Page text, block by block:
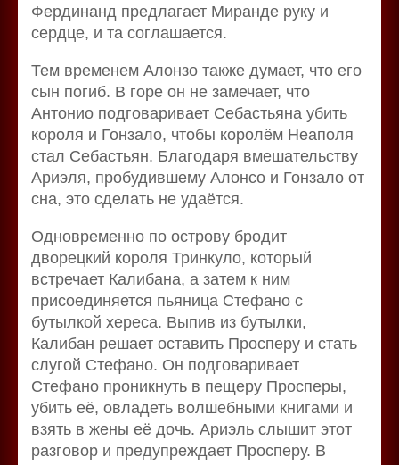
Фердинанд предлагает Миранде руку и
сердце, и та соглашается.
Тем временем Алонзо также думает, что его
сын погиб. В горе он не замечает, что
Антонио подговаривает Себастьяна убить
короля и Гонзало, чтобы королём Неаполя
стал Себастьян. Благодаря вмешательству
Ариэля, пробудившему Алонсо и Гонзало от
сна, это сделать не удаётся.
Одновременно по острову бродит
дворецкий короля Тринкуло, который
встречает Калибана, а затем к ним
присоединяется пьяница Стефано с
бутылкой хереса. Выпив из бутылки,
Калибан решает оставить Просперу и стать
слугой Стефано. Он подговаривает
Стефано проникнуть в пещеру Просперы,
убить её, овладеть волшебными книгами и
взять в жены её дочь. Ариэль слышит этот
разговор и предупреждает Просперу. В